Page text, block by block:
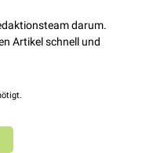
darum.
Artikel schnell und